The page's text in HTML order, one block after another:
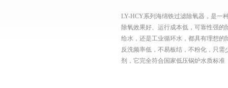
LY-HCY系列海绵铁过滤除氧器，是一
除氧效果好、运行成本低，可靠性强
给水，还是工业循环水，都具有理想的
反洗频率低，不易板结，不粉化，只需
剂，它完全符合国家低压锅炉水质标准